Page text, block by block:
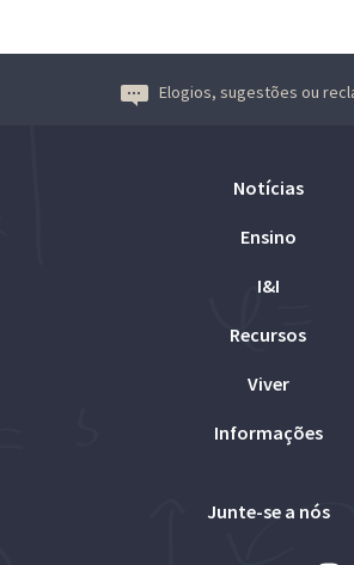
Elogios, sugestões ou
Notícias
Ensino
I&I
Recursos
Viver
Informações
Junte-se a nós